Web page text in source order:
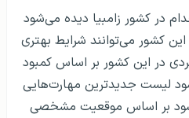
در کشور زامبیا دیده می‌شود
کشور می‌توانند شرایط بهتری
در این کشور بر اساس کمبود
لیست جدیدترین مهارت‌هایی
بر اساس موقعیت مشخصی